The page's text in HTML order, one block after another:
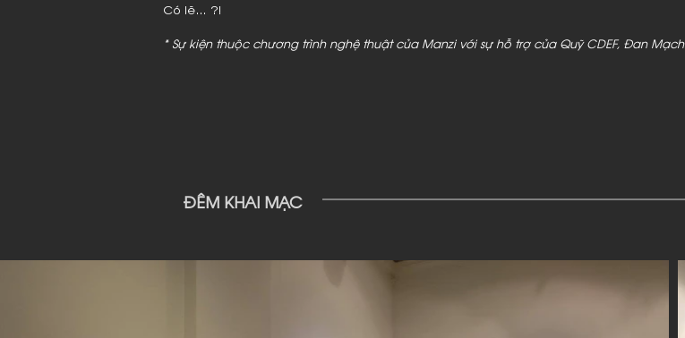
Có lẽ… ?!
* Sự kiện thuộc chương trình nghệ thuật của Manzi với sự hỗ trợ của Quỹ CDEF, Đan Mạch
ĐÊM KHAI MẠC